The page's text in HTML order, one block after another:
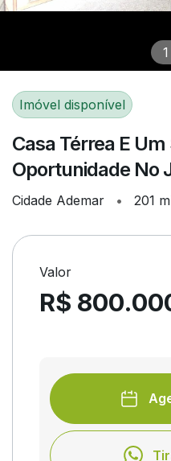
1
Imóvel disponível
Casa Térrea E
Oportunidade No
Cidade Ademar • 201
Valor
R$